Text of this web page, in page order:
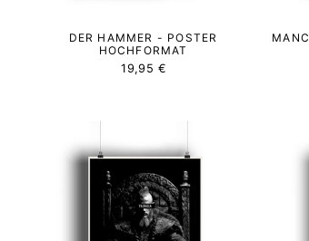
DER HAMMER - POSTER
HOCHFORMAT
19,95 €